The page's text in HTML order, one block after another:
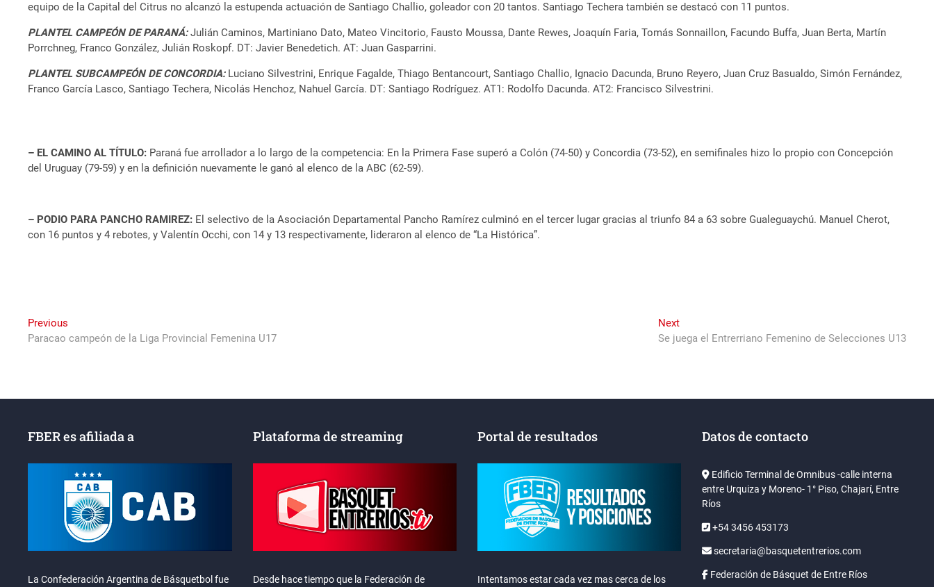
equipo de la Capital del Citrus no alcanzó la estupenda actuación de Santiago Challio, goleador con 20 tantos. Santiago Techera también se destacó con 11 puntos.
PLANTEL CAMPEÓN DE PARANÁ: Julián Caminos, Martiniano Dato, Mateo Vincitorio, Fausto Moussa, Dante Rewes, Joaquín Faria, Tomás Sonnaillon, Facundo Buffa, Juan Berta, Martín
Porrchneg, Franco González, Julián Roskopf. DT: Javier Benedetich. AT: Juan Gasparrini.
PLANTEL SUBCAMPEÓN DE CONCORDIA: Luciano Silvestrini, Enrique Fagalde, Thiago Bentancourt, Santiago Challio, Ignacio Dacunda, Bruno Reyero, Juan Cruz Basualdo, Simón Fernández,
Franco García Lasco, Santiago Techera, Nicolás Henchoz, Nahuel García. DT: Santiago Rodríguez. AT1: Rodolfo Dacunda. AT2: Francisco Silvestrini.
– EL CAMINO AL TÍTULO: Paraná fue arrollador a lo largo de la competencia: En la Primera Fase superó a Colón (74-50) y Concordia (73-52), en semifinales hizo lo propio con Concepción
del Uruguay (79-59) y en la definición nuevamente le ganó al elenco de la ABC (62-59).
– PODIO PARA PANCHO RAMIREZ: El selectivo de la Asociación Departamental Pancho Ramírez culminó en el tercer lugar gracias al triunfo 84 a 63 sobre Gualeguaychú. Manuel Cherot,
con 16 puntos y 4 rebotes, y Valentín Occhi, con 14 y 13 respectivamente, lideraron al elenco de “La Histórica”.
Navegación
de
Previous
post:
Paracao campeón de la Liga Provincial Femenina U17
NextNext
post:
Se juega el Entrerriano Femenino de Selecciones U13
FBER es afiliada a
La Confederación Argentina de Básquetbol fue
Plataforma de streaming
Desde hace tiempo que la Federación de
Portal de resultados
Intentamos estar cada vez mas cerca de los
Datos de contacto
Edificio Terminal de Omnibus -calle interna
entre Urquiza y Moreno- 1° Piso, Chajarí, Entre
Ríos
+54 3456 453173
secretaria@basquetentrerios.com
Federación de Básquet de Entre Ríos